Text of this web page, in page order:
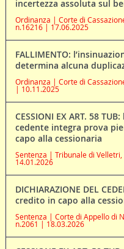
incertezza assoluta sul
Ordinanza | Corte di
n.16216 | 17.06.2025
FALLIMENTO:
determina alcuna
Ordinanza | Corte di
| 10.11.2025
CESSIONI EX ART. 58
cedente integra prova
capo alla cessionaria
Sentenza | Tribunale di
14.01.2026
DICHIARAZIONE DEL
credito in capo alla
Sentenza | Corte di Appello di
n.2061 | 18.03.2026